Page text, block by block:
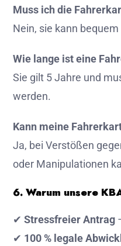
Muss ich die
Nein, sie kann
Wie lange ist eine
Sie gilt 5 Jahre und
werden.
Kann meine
Ja, bei Verstößen
oder Manipulationen
6. Warum unsere
✔ Stressfreier Antrag
✔ 100 % legale